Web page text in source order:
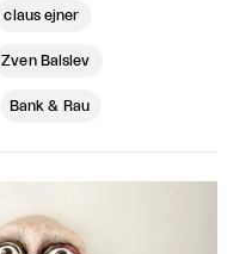
claus ejner
Zven Balslev
Bank & Rau